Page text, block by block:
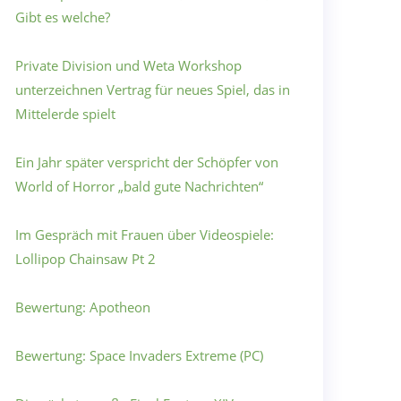
Gibt es welche?
Private Division und Weta Workshop
unterzeichnen Vertrag für neues Spiel, das in
Mittelerde spielt
Ein Jahr später verspricht der Schöpfer von
World of Horror „bald gute Nachrichten“
Im Gespräch mit Frauen über Videospiele:
Lollipop Chainsaw Pt 2
Bewertung: Apotheon
Bewertung: Space Invaders Extreme (PC)